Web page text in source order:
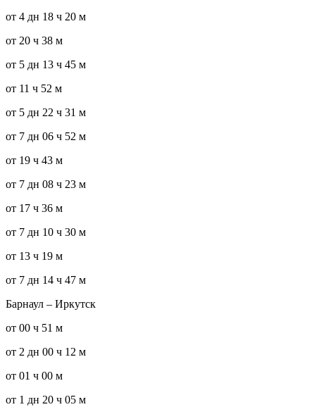
от 4 дн 18 ч 20 м
от 20 ч 38 м
от 5 дн 13 ч 45 м
от 11 ч 52 м
от 5 дн 22 ч 31 м
от 7 дн 06 ч 52 м
от 19 ч 43 м
от 7 дн 08 ч 23 м
от 17 ч 36 м
от 7 дн 10 ч 30 м
от 13 ч 19 м
от 7 дн 14 ч 47 м
Барнаул – Иркутск
от 00 ч 51 м
от 2 дн 00 ч 12 м
от 01 ч 00 м
от 1 дн 20 ч 05 м